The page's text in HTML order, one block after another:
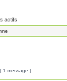
actifs
[ 1 message ]